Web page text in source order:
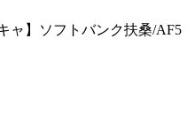
ャ】ソフトバンク扶桑/AF5